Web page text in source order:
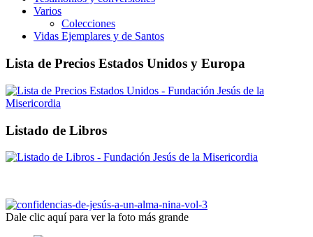
Varios
Colecciones
Vidas Ejemplares y de Santos
Lista de Precios Estados Unidos y Europa
Listado de Libros
Dale clic aquí para ver la foto más grande